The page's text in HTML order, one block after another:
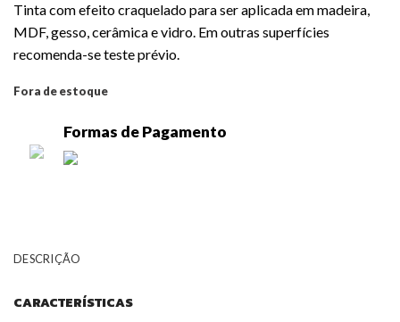
Tinta com efeito craquelado para ser aplicada em madeira,
MDF, gesso, cerâmica e vidro. Em outras superfícies
recomenda-se teste prévio.
Fora de estoque
Formas de Pagamento
DESCRIÇÃO
CARACTERÍSTICAS